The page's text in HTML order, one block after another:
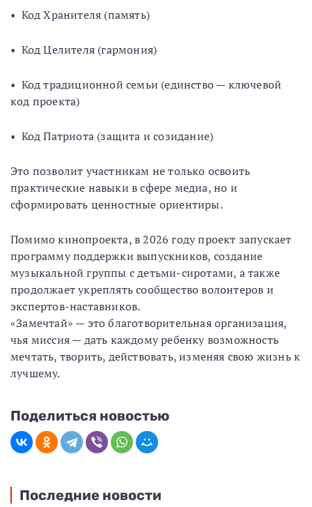
• Код Хранителя (память)
• Код Целителя (гармония)
• Код традиционной семьи (единство — ключевой
код проекта)
• Код Патриота (защита и созидание)
Это позволит участникам не только освоить
практические навыки в сфере медиа, но и
сформировать ценностные ориентиры.
Помимо кинопроекта, в 2026 году проект запускает
программу поддержки выпускников, создание
музыкальной группы с детьми-сиротами, а также
продолжает укреплять сообщество волонтеров и
экспертов-наставников.
«Замечтай» — это благотворительная организация,
чья миссия — дать каждому ребенку возможность
мечтать, творить, действовать, изменяя свою жизнь к
лучшему.
Поделиться новостью
Последние новости